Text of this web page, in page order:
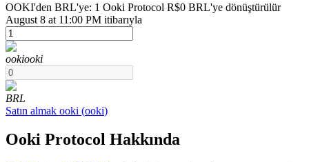
USDT Vadeli İşlemleri
OOKI'den BRL'ye: 1 Ooki Protocol R$0 BRL'ye dönüştürülür
August 8 at 11:00 PM itibarıyla
ookiooki
BRL
Satın almak ooki (ooki)
Ooki Protocol Hakkında